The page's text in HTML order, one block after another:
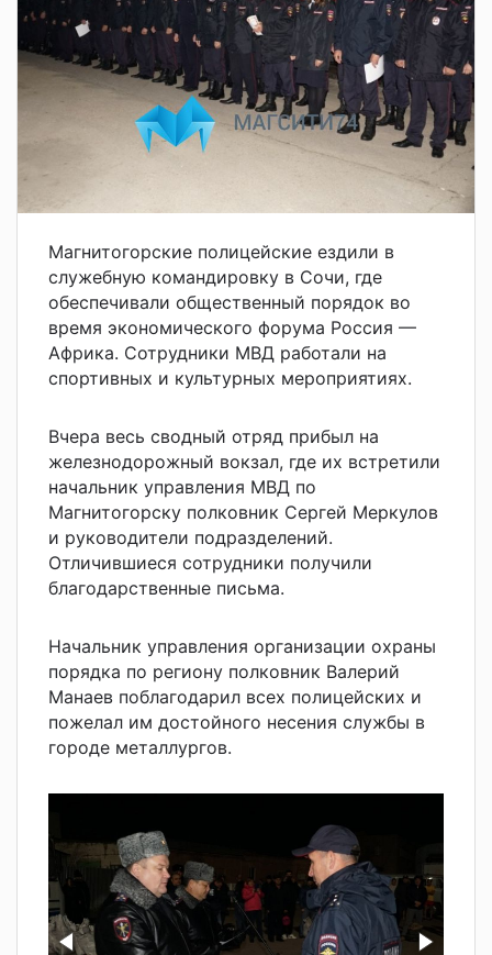
Магнитогорские полицейские ездили в
служебную командировку в Сочи, где
обеспечивали общественный порядок во
время экономического форума Россия —
Африка. Сотрудники МВД работали на
спортивных и культурных мероприятиях.
Вчера весь сводный отряд прибыл на
железнодорожный вокзал, где их встретили
начальник управления МВД по
Магнитогорску полковник Сергей Меркулов
и руководители подразделений.
Отличившиеся сотрудники получили
благодарственные письма.
Начальник управления организации охраны
порядка по региону полковник Валерий
Манаев поблагодарил всех полицейских и
пожелал им достойного несения службы в
городе металлургов.